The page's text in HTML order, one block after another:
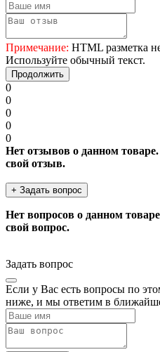
Примечание: HTML разметка
Используйте обычный текст.
Продолжить
0
0
0
0
0
Нет отзывов о данном
свой отзыв.
+ Задать вопрос
Нет вопросов о данном
свой вопрос.
Задать вопрос
Если у Вас есть вопросы по
ниже, и мы ответим в